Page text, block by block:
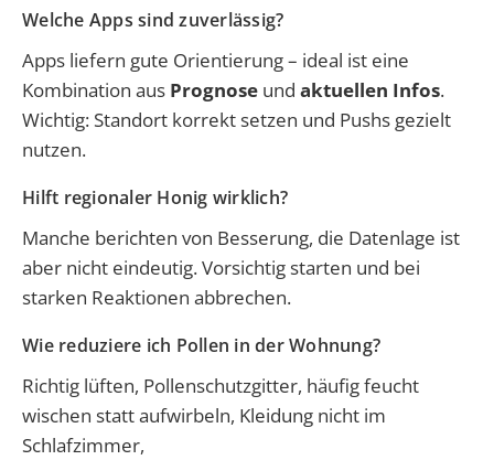
Welche Apps sind zuverlässig?
Apps liefern gute Orientierung – ideal ist eine
Kombination aus Prognose und aktuellen Infos.
Wichtig: Standort korrekt setzen und Pushs gezielt
nutzen.
Hilft regionaler Honig wirklich?
Manche berichten von Besserung, die Datenlage ist
aber nicht eindeutig. Vorsichtig starten und bei
starken Reaktionen abbrechen.
Wie reduziere ich Pollen in der Wohnung?
Richtig lüften, Pollenschutzgitter, häufig feucht
wischen statt aufwirbeln, Kleidung nicht im
Schlafzimmer,